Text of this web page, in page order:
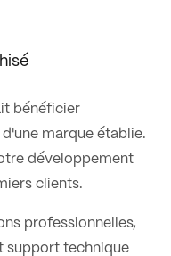
bénéficier
marque établie.
développement
clients.
professionnelles,
support technique